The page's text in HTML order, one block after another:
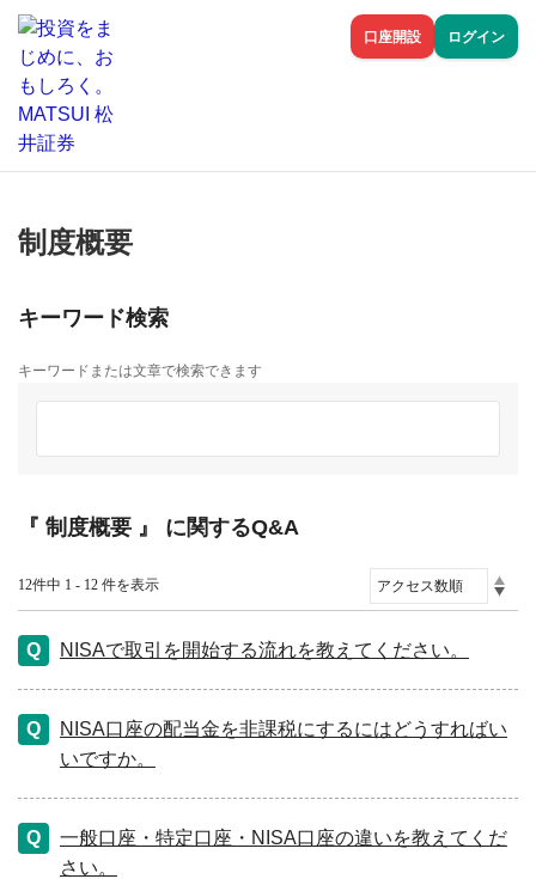
口座開設 ログイン
制度概要
キーワード検索
キーワードまたは文章で検索できます
『 制度概要 』 に関するQ&A
12件中 1 - 12 件を表示
NISAで取引を開始する流れを教えてください。
NISA口座の配当金を非課税にするにはどうすればい
いですか。
一般口座・特定口座・NISA口座の違いを教えてくだ
さい。